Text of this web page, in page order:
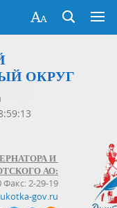
ОКРУГ
И
АО:
Факс: 2-29-19
gov.ru